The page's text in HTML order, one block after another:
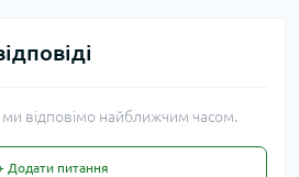
ми відповімо найближчим часом.
Додати питання